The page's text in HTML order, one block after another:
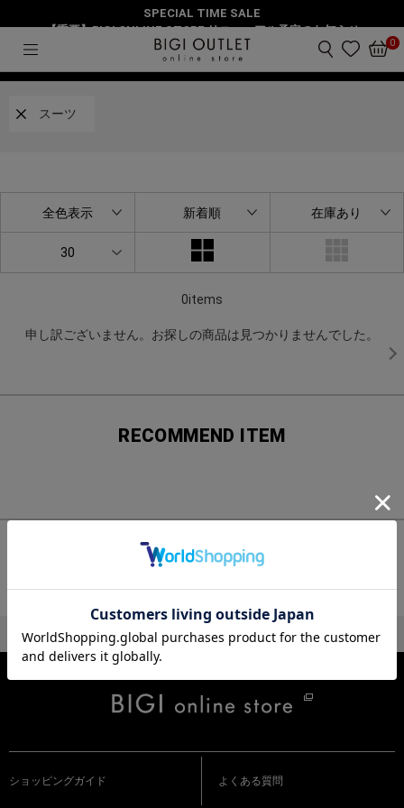
SPECIAL TIME SALE
【重要】BIGI ONLINE STORE リニューアル予定のお知らせ
0
スーツ 新着アイテム
絞り込み
スーツ
0items
全色表示 新着順 在庫あり
30
申し訳ございません。お探しの商品は見つかりませんでした。
RECOMMEND ITEM
チェックしたアイテム
ショッピングガイド よくある質問